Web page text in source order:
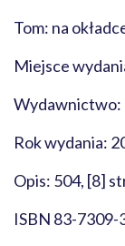
Tom: na
Miejsce
Wydawnictwo:
Rok wydania:
Opis: 504, [8]
ISBN 83-7309-